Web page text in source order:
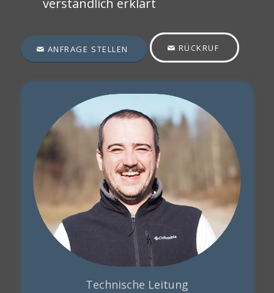
verständlich erklärt
ANFRAGE STELLEN RÜCKRUF
Technische Leitung